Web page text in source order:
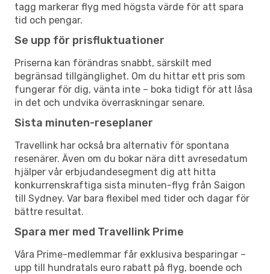
tagg markerar flyg med högsta värde för att spara
tid och pengar.
Se upp för prisfluktuationer
Priserna kan förändras snabbt, särskilt med
begränsad tillgänglighet. Om du hittar ett pris som
fungerar för dig, vänta inte – boka tidigt för att låsa
in det och undvika överraskningar senare.
Sista minuten-reseplaner
Travellink har också bra alternativ för spontana
resenärer. Även om du bokar nära ditt avresedatum
hjälper vår erbjudandesegment dig att hitta
konkurrenskraftiga sista minuten-flyg från Saigon
till Sydney. Var bara flexibel med tider och dagar för
bättre resultat.
Spara mer med Travellink Prime
Våra Prime-medlemmar får exklusiva besparingar –
upp till hundratals euro rabatt på flyg, boende och